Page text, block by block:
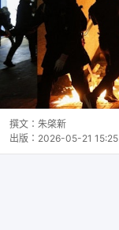
撰文： 朱棨新
出版： 2026-05-21 15:25